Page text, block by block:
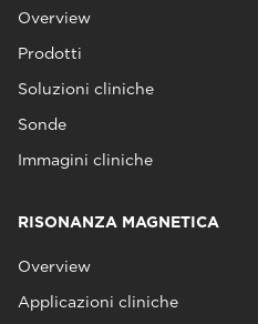
Overview
Prodotti
Soluzioni cliniche
Sonde
Immagini cliniche
RISONANZA MAGNETICA
Overview
Applicazioni cliniche